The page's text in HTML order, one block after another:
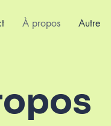
À propos Autre